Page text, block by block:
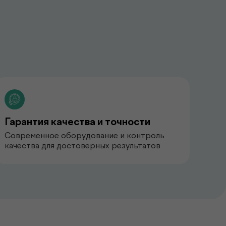
Гарантия качества и точности
Современное оборудование и контроль
качества для достоверных результатов